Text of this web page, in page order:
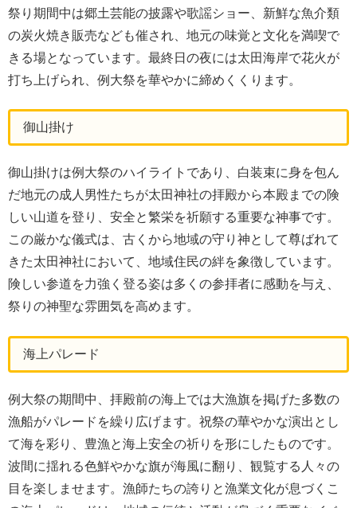
祭り期間中は郷土芸能の披露や歌謡ショー、新鮮な魚介類
の炭火焼き販売なども催され、地元の味覚と文化を満喫で
きる場となっています。最終日の夜には太田海岸で花火が
打ち上げられ、例大祭を華やかに締めくくります。
御山掛け
御山掛けは例大祭のハイライトであり、白装束に身を包ん
だ地元の成人男性たちが太田神社の拝殿から本殿までの険
しい山道を登り、安全と繁栄を祈願する重要な神事です。
この厳かな儀式は、古くから地域の守り神として尊ばれて
きた太田神社において、地域住民の絆を象徴しています。
険しい参道を力強く登る姿は多くの参拝者に感動を与え、
祭りの神聖な雰囲気を高めます。
海上パレード
例大祭の期間中、拝殿前の海上では大漁旗を掲げた多数の
漁船がパレードを繰り広げます。祝祭の華やかな演出とし
て海を彩り、豊漁と海上安全の祈りを形にしたものです。
波間に揺れる色鮮やかな旗が海風に翻り、観覧する人々の
目を楽しませます。漁師たちの誇りと漁業文化が息づくこ